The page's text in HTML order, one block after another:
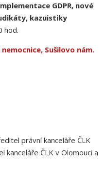
GDPR, nové
kazuistiky
hod.
Sušilovo nám.
právní kanceláře ČLK
kanceláře ČLK v Olomouci a